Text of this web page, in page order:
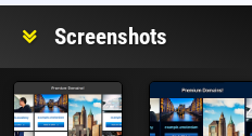
Screenshots